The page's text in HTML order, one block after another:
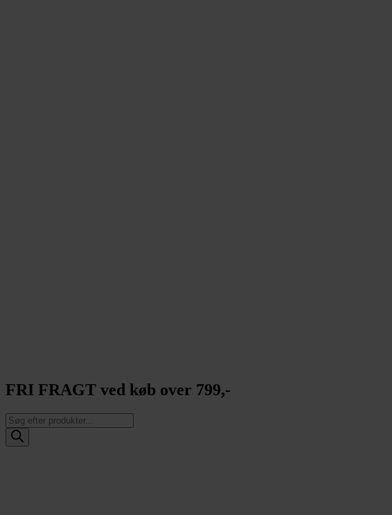
FRI FRAGT ved køb over 799,-
Products
search